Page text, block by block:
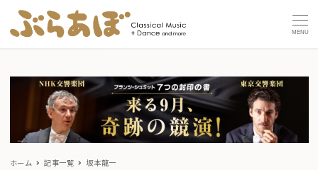
MENU
ホーム 記事一覧 坂本龍一